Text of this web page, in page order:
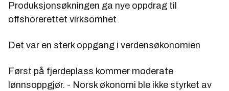
Produksjonsøkningen ga nye oppdrag til
offshorerettet virksomhet
Det var en sterk oppgang i verdensøkonomien
Først på fjerdeplass kommer moderate
lønnsoppgjør. - Norsk økonomi ble ikke styrket av